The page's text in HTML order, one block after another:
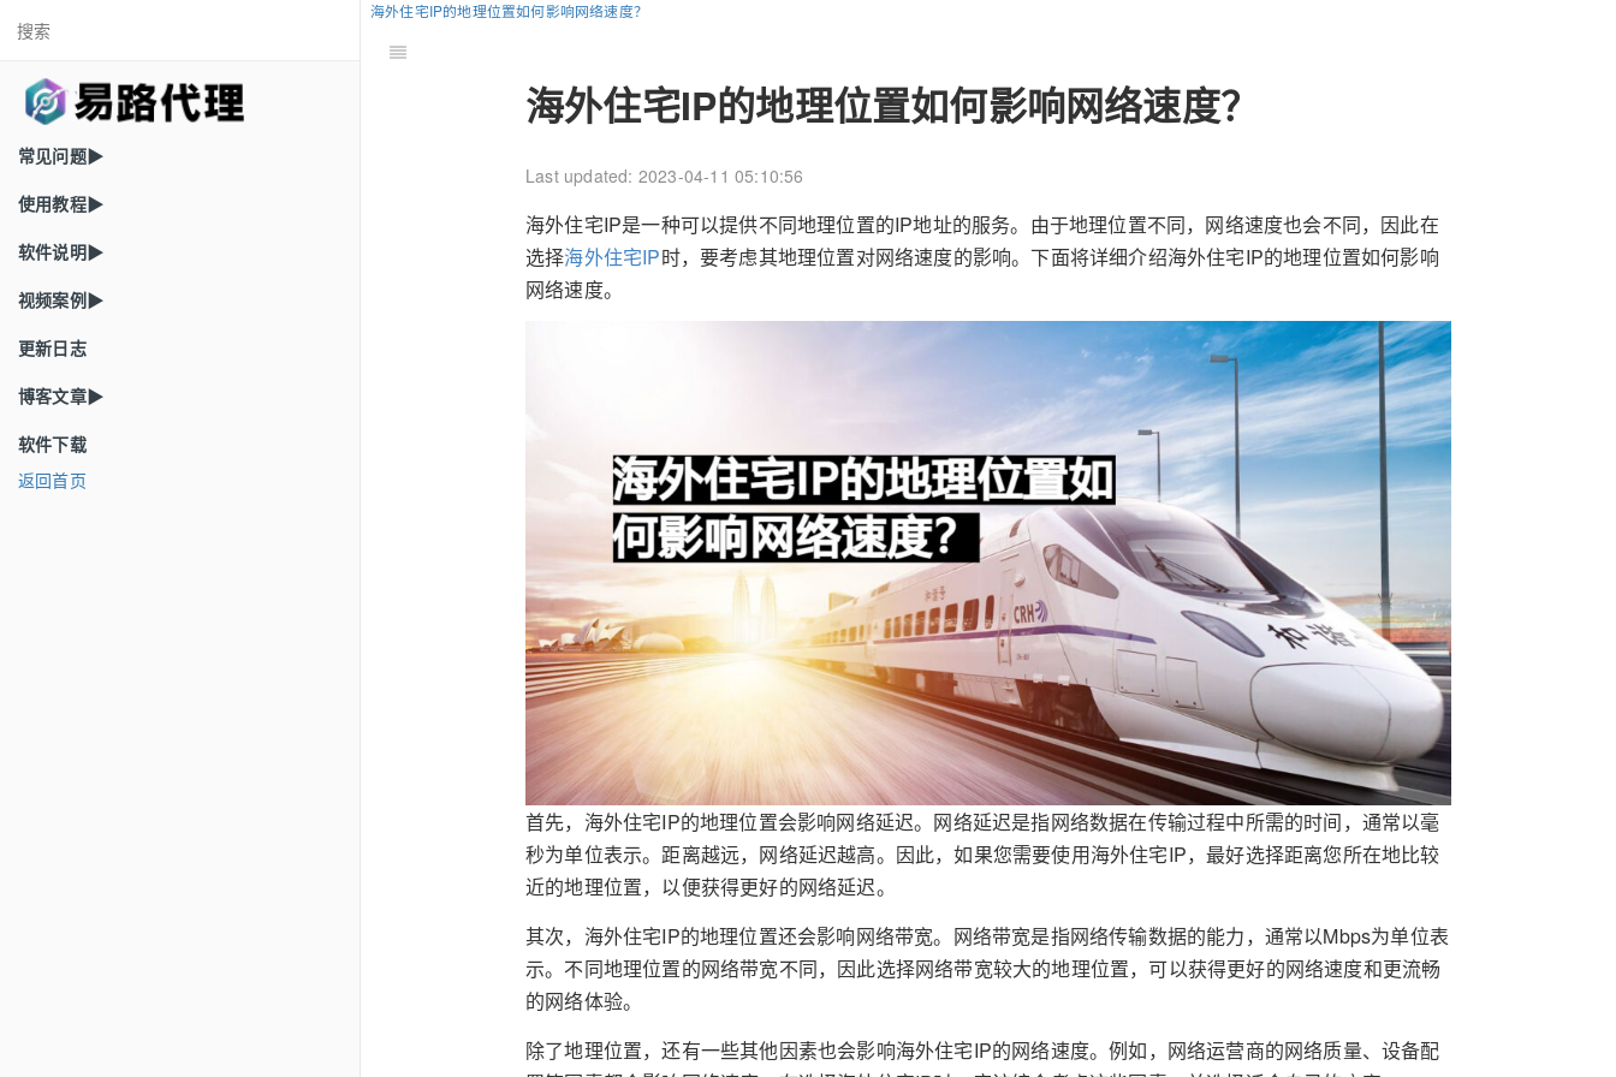
常见问题▶
使用教程▶
软件说明▶
视频案例▶
更新日志
博客文章▶
软件下载
返回首页
海外住宅IP的地理位置如何影响网络速度？
海外住宅IP的地理位置如何影响网络速度？
Last updated: 2023-04-11 05:10:56
海外住宅IP是一种可以提供不同地理位置的IP地址的服务。由于地理位置不同，网络速度也会不同，因此在
选择海外住宅IP时，要考虑其地理位置对网络速度的影响。下面将详细介绍海外住宅IP的地理位置如何影响
网络速度。
首先，海外住宅IP的地理位置会影响网络延迟。网络延迟是指网络数据在传输过程中所需的时间，通常以毫
秒为单位表示。距离越远，网络延迟越高。因此，如果您需要使用海外住宅IP，最好选择距离您所在地比较
近的地理位置，以便获得更好的网络延迟。
其次，海外住宅IP的地理位置还会影响网络带宽。网络带宽是指网络传输数据的能力，通常以Mbps为单位表
示。不同地理位置的网络带宽不同，因此选择网络带宽较大的地理位置，可以获得更好的网络速度和更流畅
的网络体验。
除了地理位置，还有一些其他因素也会影响海外住宅IP的网络速度。例如，网络运营商的网络质量、设备配